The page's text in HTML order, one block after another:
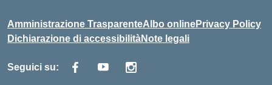
Amministrazione TrasparenteAlbo onlinePrivacy Policy
Dichiarazione di accessibilitàNote legali
Seguici su: